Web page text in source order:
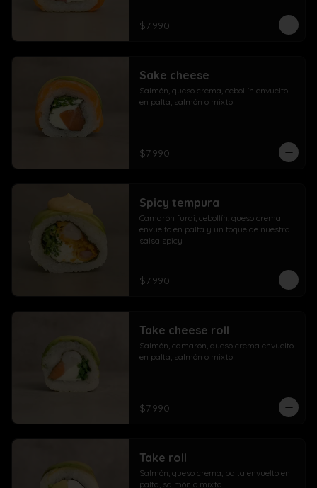
$7.990
Sake cheese
Salmón, queso crema, cebollín envuelto
en palta, salmón o mixto
$7.990
Spicy tempura
Camarón furai, cebollín, queso crema
envuelto en palta y un toque de nuestra
salsa spicy
$7.990
Take cheese roll
Salmón, camarón, queso crema envuelto
en palta, salmón o mixto
$7.990
Take roll
Salmón, queso crema, palta envuelto en
palta, salmón o mixto